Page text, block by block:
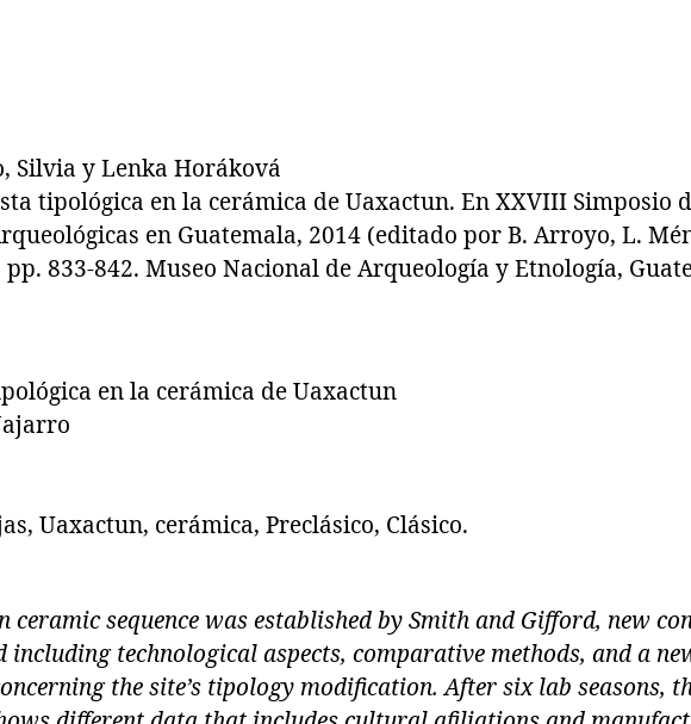
Silvia y Lenka Horáková
tipológica en la cerámica de Uaxactun. En XXVIII Simposio
en Guatemala, 2014 (editado por B. Arroyo, L.
pp. 833-842. Museo Nacional de Arqueología y Etnología,
en la cerámica de Uaxactun
Uaxactun, cerámica, Preclásico, Clásico.
ceramic sequence was established by Smith and Gifford, new
including technological aspects, comparative methods, and a
the site’s tipology modification. After six lab seasons,